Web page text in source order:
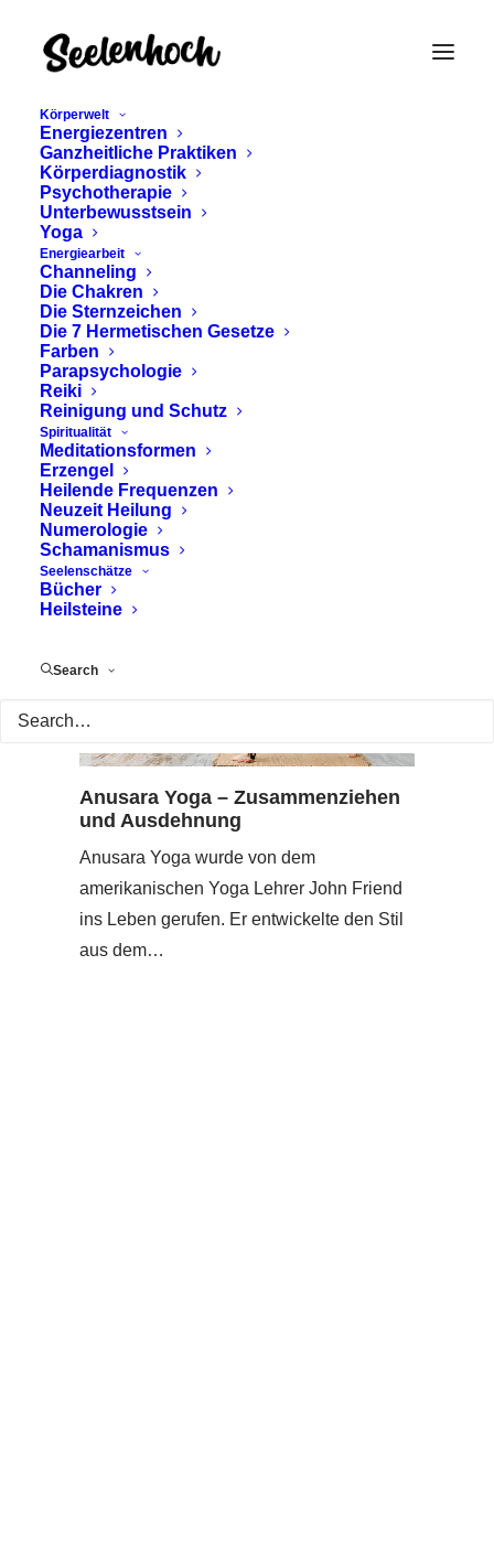
Körperwelt
Energiezentren
Ganzheitliche Praktiken
Körperdiagnostik
Psychotherapie
Unterbewusstsein
Yoga
Energiearbeit
Channeling
Die Chakren
Die Sternzeichen
Die 7 Hermetischen Gesetze
Farben
Parapsychologie
Reiki
Reinigung und Schutz
Spiritualität
Meditationsformen
Erzengel
Heilende Frequenzen
Neuzeit Heilung
Numerologie
Schamanismus
Seelenschätze
Bücher
Heilsteine
Search
anusara yoga
Anusara Yoga – Zusammenziehen
und Ausdehnung
Anusara Yoga wurde von dem
amerikanischen Yoga Lehrer John Friend
ins Leben gerufen. Er entwickelte den Stil
aus dem…